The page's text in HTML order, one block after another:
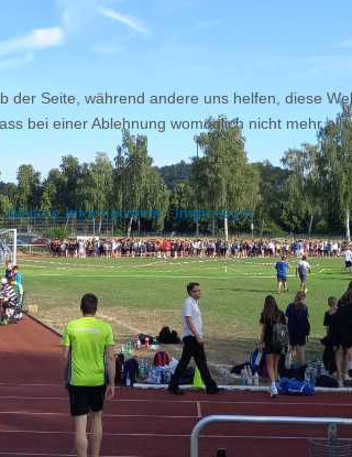
Seite, während andere uns helfen, diese
bei einer Ablehnung womöglich nicht mehr
Weitere Informationen|Impressum